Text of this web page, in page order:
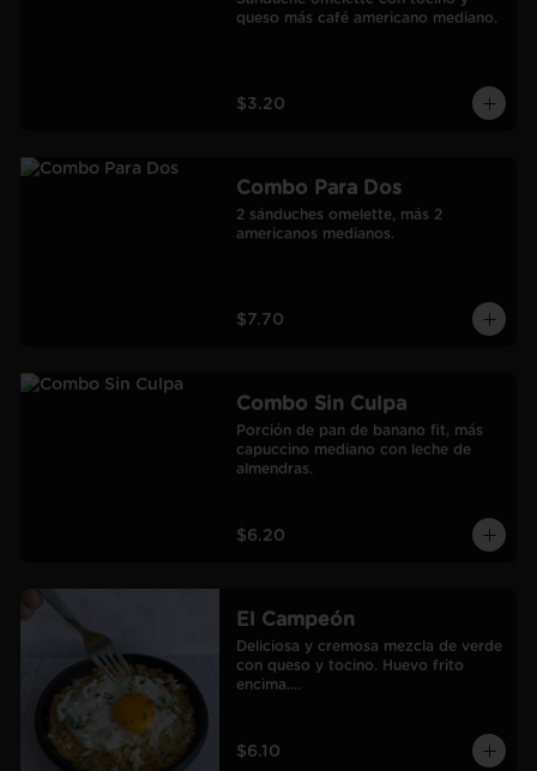
queso más café americano mediano.
$3.20
Combo Para Dos
2 sánduches omelette, más 2
americanos medianos.
$7.70
Combo Sin Culpa
Porción de pan de banano fit, más
capuccino mediano con leche de
almendras.
$6.20
El Campeón
Deliciosa y cremosa mezcla de verde
con queso y tocino. Huevo frito
encima.
$6.10